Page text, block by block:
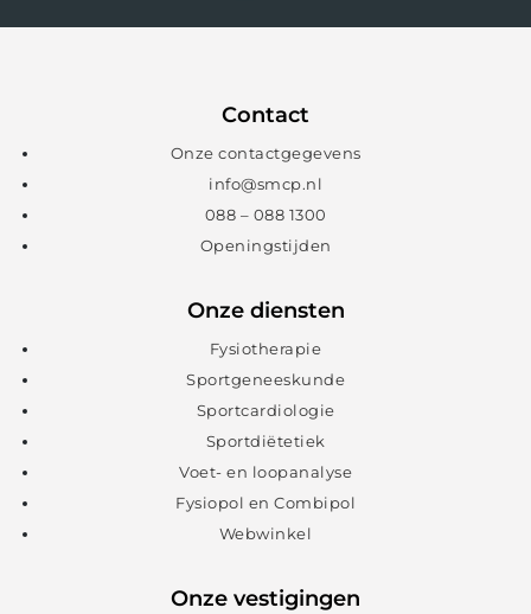
Contact
Onze contactgegevens
info@smcp.nl
088 – 088 1300
Openingstijden
Onze diensten
Fysiotherapie
Sportgeneeskunde
Sportcardiologie
Sportdiëtetiek
Voet- en loopanalyse
Fysiopol en Combipol
Webwinkel
Onze vestigingen